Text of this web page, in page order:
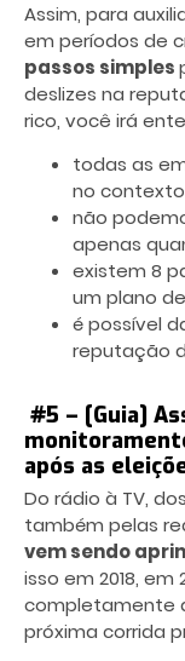
Assim, para
em períodos de
passos simples
deslizes na
rico, você irá
todas as
no
não
apenas
existem 8
um plano
é possível
reputação
#5 – [Guia]
após as
Do rádio à TV,
também pelas
vem sendo
isso em 2018,
completamente
próxima corrida